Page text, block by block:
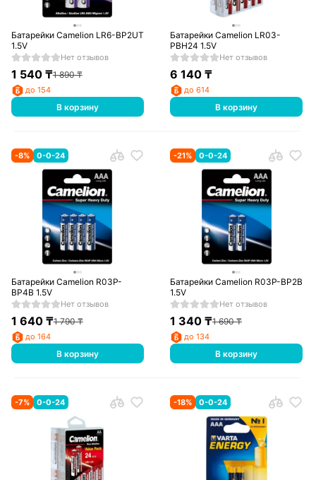
Батарейки Camelion LR6-BP2UT
1.5V
Нет отзывов
1 540₸1 890₸
до 154
В корзину
Батарейки Camelion LR03-
PBH24 1.5V
Нет отзывов
6 140 ₸
до 614
В корзину
-8% 0-0-24
Батарейки Camelion R03P-
BP4B 1.5V
Нет отзывов
1 640₸1 790₸
до 164
В корзину
-21% 0-0-24
Батарейки Camelion R03P-BP2B
1.5V
Нет отзывов
1 340 ₸1 690₸
до 134
В корзину
-7% 0-0-24 -18% 0-0-24